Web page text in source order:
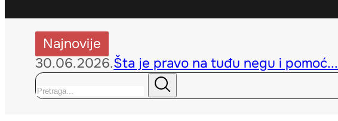
Najnovije
30.06.2026.Šta je pravo na tuđu negu i pomoć...
Pretraga